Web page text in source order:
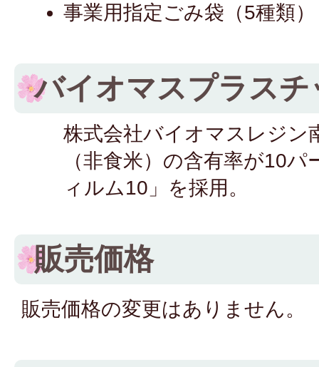
事業用指定ごみ袋（5種類）
バイオマスプラスチ
株式会社バイオマスレジン
（非食米）の含有率が10
ィルム10」を採用。
販売価格
販売価格の変更はありません。